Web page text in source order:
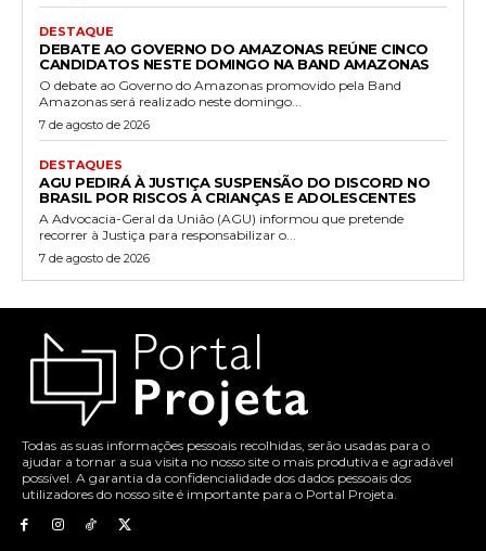
DESTAQUE
DEBATE AO GOVERNO DO AMAZONAS REÚNE CINCO
CANDIDATOS NESTE DOMINGO NA BAND AMAZONAS
O debate ao Governo do Amazonas promovido pela Band
Amazonas será realizado neste domingo...
7 de agosto de 2026
DESTAQUES
AGU PEDIRÁ À JUSTIÇA SUSPENSÃO DO DISCORD NO
BRASIL POR RISCOS A CRIANÇAS E ADOLESCENTES
A Advocacia-Geral da União (AGU) informou que pretende
recorrer à Justiça para responsabilizar o...
7 de agosto de 2026
Todas as suas informações pessoais recolhidas, serão usadas para o
ajudar a tornar a sua visita no nosso site o mais produtiva e agradável
possível. A garantia da confidencialidade dos dados pessoais dos
utilizadores do nosso site é importante para o Portal Projeta.